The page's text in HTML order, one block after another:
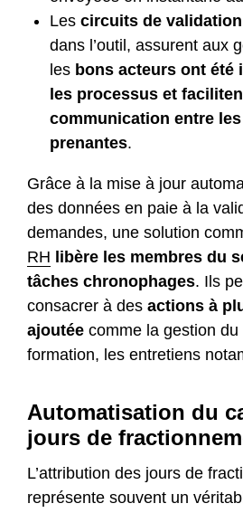
Les circuits de validation
dans l’outil, assurent aux
les bons acteurs ont été
les processus et
communication entre
prenantes.
Grâce à la mise à jour
des données en paie à la
demandes, une solution
RH libère les membres du
tâches chronophages. Ils
consacrer à des actions à
ajoutée comme la gestion
formation, les entretiens
Automatisation du
jours de
L’attribution des jours de
représente souvent un